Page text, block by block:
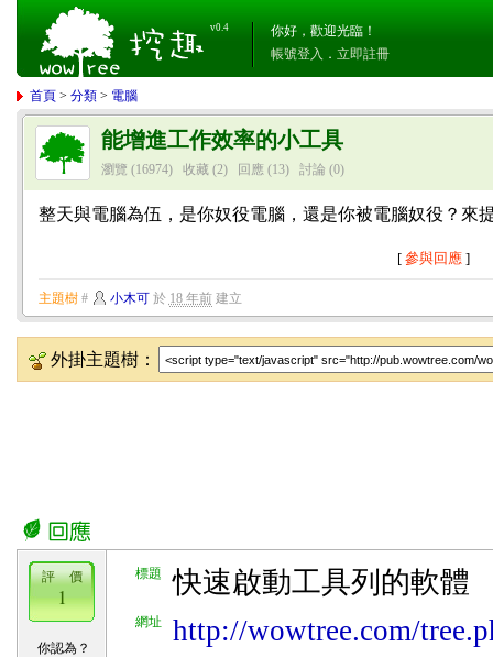
v0.4
你好，歡迎光臨！
帳號登入 ． 立即註冊
首頁 >分類 > 電腦
能增進工作效率的小工具
瀏覽 (16974) 收藏 (2) 回應 (13) 討論 (0)
整天與電腦為伍，是你奴役電腦，還是你被電腦奴役？來
[ 參與回應]
主題樹 # 小木可於 18 年前建立
外掛主題樹：
標題 快速啟動工具列的軟體
網址 http://wowtree.com/
評 價
1
你認為？